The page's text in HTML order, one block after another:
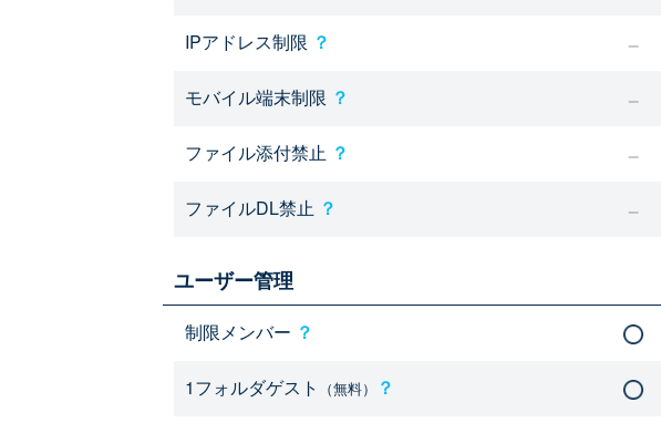
IPアドレス制限 ？
モバイル端末制限 ？
ファイル添付禁止 ？
ファイルDL禁止 ？
ユーザー管理
制限メンバー ？
1フォルダゲスト （無料） ？